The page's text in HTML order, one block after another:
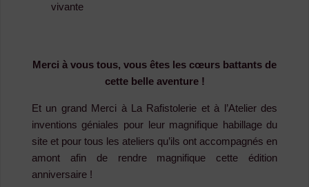
vivante
Merci à vous tous, vous êtes les cœurs battants de
cette belle aventure !
Et un grand Merci à La Rafistolerie et à l’Atelier des
inventions géniales pour leur magnifique habillage du
site et pour tous les ateliers qu’ils ont accompagnés en
amont afin de rendre magnifique cette édition
anniversaire !